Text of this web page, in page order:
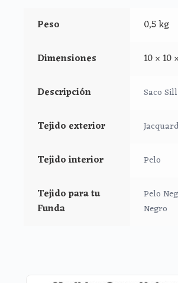
*Sistema de gomas en la parte de
*Trasera inferior de tipo elástico.
*Tapa en tejido jacquard dibujo zig zag
Peso 0,5 kg
Dimensiones 10 × 10
Descripción Saco
Tejido exterior
Tejido interior Pelo
Tejido para tu
Funda
Pelo
Negro